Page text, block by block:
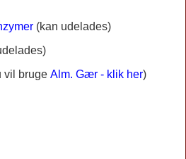
(kan udelades)
vil bruge Alm. Gær - klik her)